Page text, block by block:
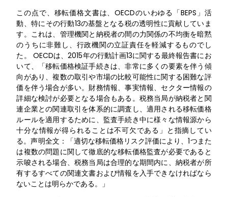
この点で、移転価格文書は、OECDのいわゆる「BEPS」活
動、特にその行動13の基盤となる税の透明性に貢献していま
す。これは、管理機関と納税者の間の力関係の不均衡を暗黙
のうちに非難し、行政機関の立証責任を軽減するものでし
た。 OECDは、2015年の行動計画13に関する最終報告書にお
いて、「移転価格検証手続きは、非常に多くの要素を伴う傾
向があり、複数の取引や市場の比較可能性に関する困難な評
価を伴う場合が多い。財務情報、事実情報、セクター情報の
詳細な検討が必要となる場合もある。税務当局が納税者と関
連企業との関連取引を体系的に調査し、適用される移転価格
ルールを適用するために、監査手続き中に様々な情報源から
十分な情報が得られることは不可欠である」と指摘してい
る。声明全文：「適切な移転価格リスク評価により、1つまた
は複数の問題に関して徹底的な移転価格監査が必要であると
示唆される場合、税務当局は合理的な期間内に、納税者が所
有するすべての関連文書および情報を入手できなければなら
ないことは明らかである。」